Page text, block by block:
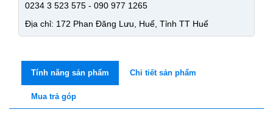
0234 3 523 575 - 090 977 1265
Địa chỉ: 172 Phan Đăng Lưu, Huế, Tỉnh TT Huế
Tính năng sản phẩm Chi tiết sản phẩm
Mua trả góp